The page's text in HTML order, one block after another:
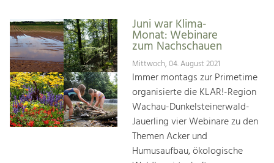
Juni war Klima-
Monat: Webinare
zum Nachschauen
Mittwoch, 04. August 2021
Immer montags zur Primetime
organisierte die KLAR!-Region
Wachau-Dunkelsteinerwald-
Jauerling vier Webinare zu den
Themen Acker und
Humusaufbau, ökologische